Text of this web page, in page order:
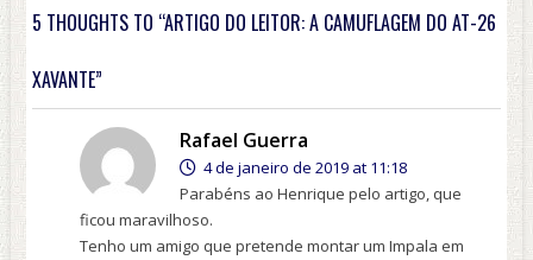
5 THOUGHTS TO “ARTIGO DO LEITOR: A CAMUFLAGEM DO AT-26
XAVANTE”
Rafael Guerra
4 de janeiro de 2019 at 11:18
Parabéns ao Henrique pelo artigo, que
ficou maravilhoso.
Tenho um amigo que pretende montar um Impala em